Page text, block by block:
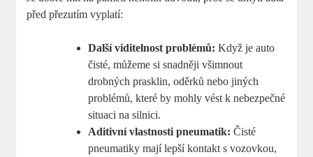
před přezutím vyplatí:
Další viditelnost problémů: Když je auto
čisté, můžeme si snadněji všimnout
drobných prasklin, oděrků nebo jiných
problémů, které by mohly vést k nebezpečné
situaci na silnici.
Aditivní vlastnosti pneumatik: Čisté
pneumatiky mají lepší kontakt s vozovkou,